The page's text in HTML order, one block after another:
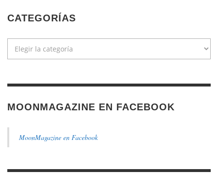
CATEGORÍAS
MOONMAGAZINE EN FACEBOOK
MoonMagazine en Facebook